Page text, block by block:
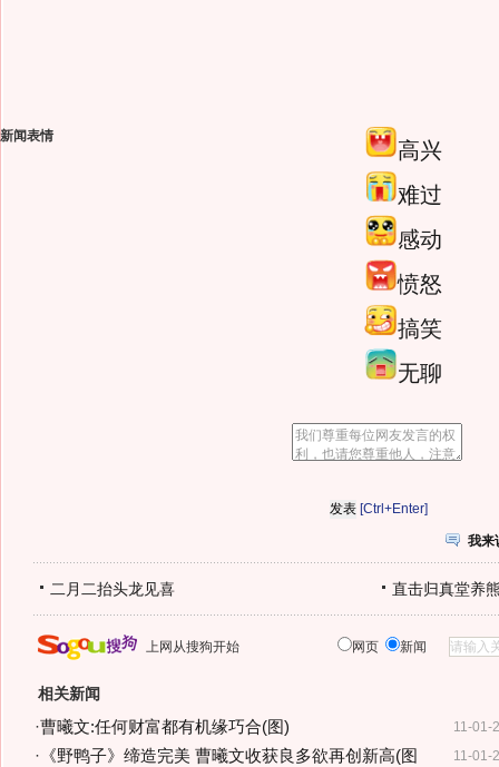
新闻表情
高兴
难过
感动
愤怒
搞笑
无聊
[Ctrl+Enter]
我来
二月二抬头龙见喜 直击归真堂养
上网从搜狗开始 网页 新闻
相关新闻
11-01-
·曹曦文:任何财富都有机缘巧合(图)
11-01-
· 《野鸭子》缔造完美 曹曦文收获良多欲再创新高(图